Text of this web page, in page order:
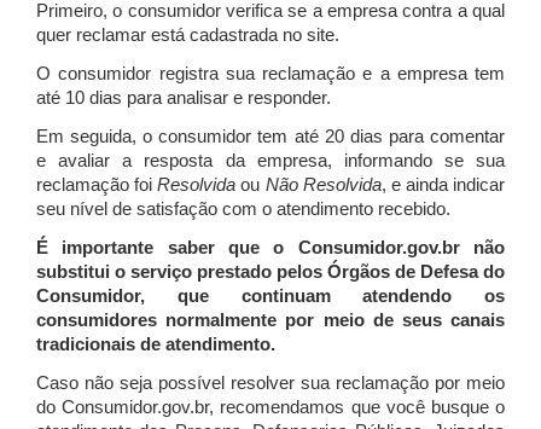
Primeiro, o consumidor verifica se a empresa contra a qual
quer reclamar está cadastrada no site.
O consumidor registra sua reclamação e a empresa tem
até 10 dias para analisar e responder.
Em seguida, o consumidor tem até 20 dias para comentar
e avaliar a resposta da empresa, informando se sua
reclamação foiResolvida ou Não Resolvida, e ainda indicar
seu nível de satisfação com o atendimento recebido.
É importante saber que o Consumidor.gov.br não
substitui o serviço prestado pelos Órgãos de Defesa do
Consumidor, que continuam atendendo os
consumidores normalmente por meio de seus canais
tradicionais de atendimento.
Caso não seja possível resolver sua reclamação por meio
do Consumidor.gov.br, recomendamos que você busque o